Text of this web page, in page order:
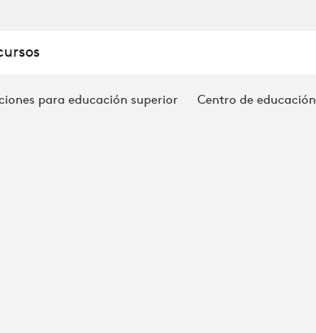
para educación superior Centro de educación